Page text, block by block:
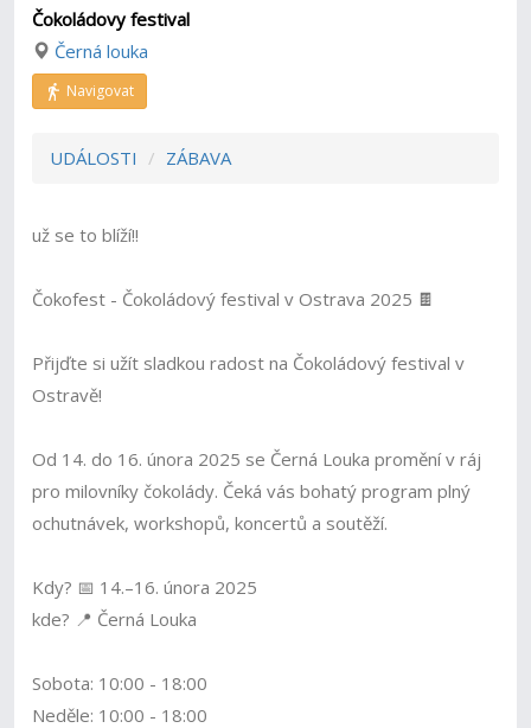
Čokoládovy festival
Černá louka
Navigovat
UDÁLOSTI ZÁBAVA
už se to blíží!!
Čokofest - Čokoládový festival v Ostrava 2025 🍫
Přijďte si užít sladkou radost na Čokoládový festival v
Ostravě!
Od 14. do 16. února 2025 se Černá Louka promění v ráj
pro milovníky čokolády. Čeká vás bohatý program plný
ochutnávek, workshopů, koncertů a soutěží.
Kdy? 📅 14.–16. února 2025
kde? 📍 Černá Louka
Sobota: 10:00 - 18:00
Neděle: 10:00 - 18:00